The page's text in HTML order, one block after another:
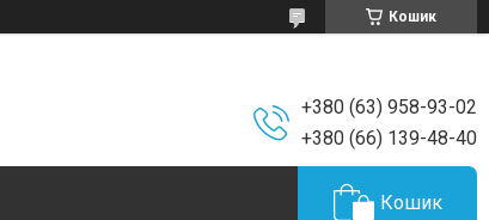
Кошик
+380 (63) 958-93-02
+380 (66) 139-48-40
Кошик